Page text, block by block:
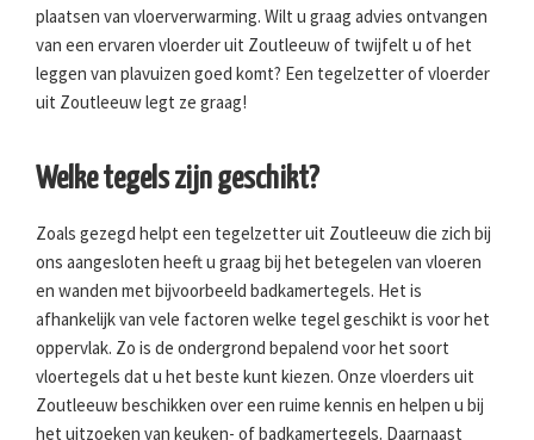
plaatsen van vloerverwarming. Wilt u graag advies ontvangen
van een ervaren vloerder uit Zoutleeuw of twijfelt u of het
leggen van plavuizen goed komt? Een tegelzetter of vloerder
uit Zoutleeuw legt ze graag!
Welke tegels zijn geschikt?
Zoals gezegd helpt een tegelzetter uit Zoutleeuw die zich bij
ons aangesloten heeft u graag bij het betegelen van vloeren
en wanden met bijvoorbeeld badkamertegels. Het is
afhankelijk van vele factoren welke tegel geschikt is voor het
oppervlak. Zo is de ondergrond bepalend voor het soort
vloertegels dat u het beste kunt kiezen. Onze vloerders uit
Zoutleeuw beschikken over een ruime kennis en helpen u bij
het uitzoeken van keuken- of badkamertegels. Daarnaast